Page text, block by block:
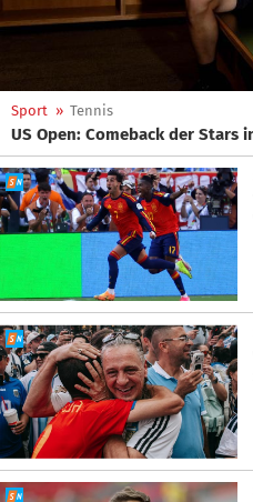
Sport » Tennis
US Open: Comeback der Stars